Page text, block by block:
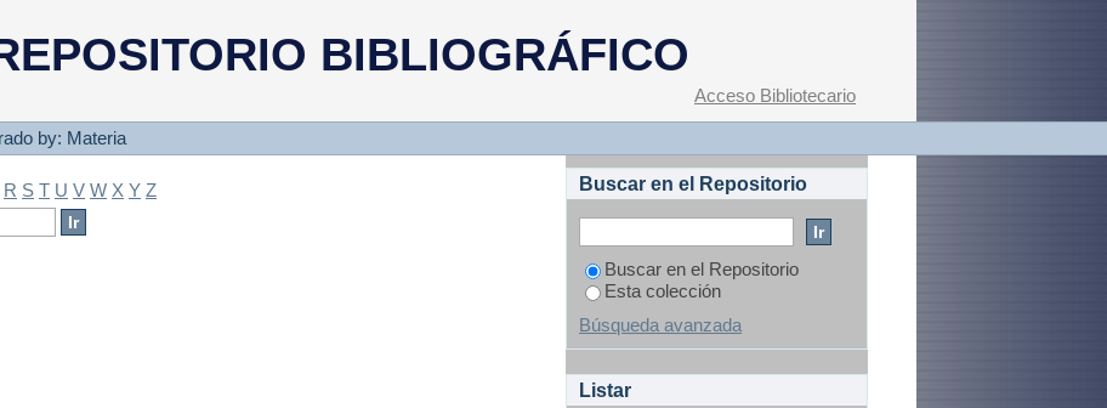
BIBLIOGRÁFICO
Acceso Bibliotecario
by: Materia
R S T U V W X Y Z
Buscar en el Repositorio
Buscar en el Repositorio
Esta colección
Búsqueda avanzada
Listar